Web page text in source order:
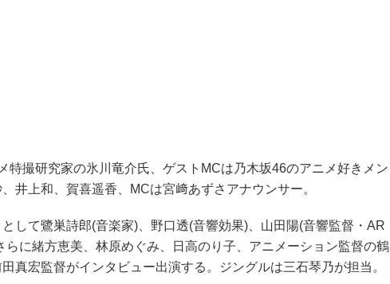
特撮研究家の氷川竜介氏、ゲストMCは乃木坂46のアニメ好きメン
井上和、賀喜遥香、MCは宮﨑あずさアナウンサー。
して鷺巣詩郎(音楽家)、野口透(音響効果)、山田陽(音響監督・AR
らに緒方恵美、林原めぐみ、日高のり子、アニメーション監督の鶴
真宏監督がインタビュー出演する。ジングルは三石琴乃が担当。